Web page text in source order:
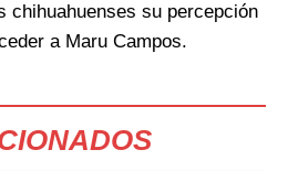
chihuahuenses su percepción
a Maru Campos.